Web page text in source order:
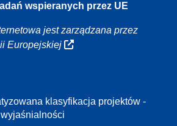
wspieranych przez UE
jest zarządzana przez
Europejskiej
klasyfikacja projektów -
wyjaśnialności